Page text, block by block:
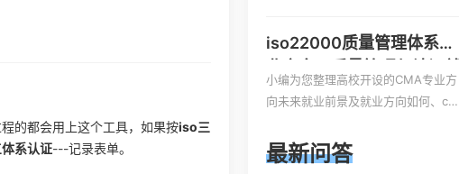
的都会用上这个工具，如果按iso三
体系认证---记录表单。
E认证,台州机械机电CE认证、CE认证
怎么收费、温州科普ISO45001职业健
康安全管理体系认证收费标准是什么
相关iso体系认证知识，详情可查看下
iso22000质量管理体系就
业方向
小编为您整理高校开设的CMA专业方
向未来就业前景及就业方向如何、cm
的就业方向、cpa和cma未来就业方
向、大学生考完cma，就哪些就业方
最新问答